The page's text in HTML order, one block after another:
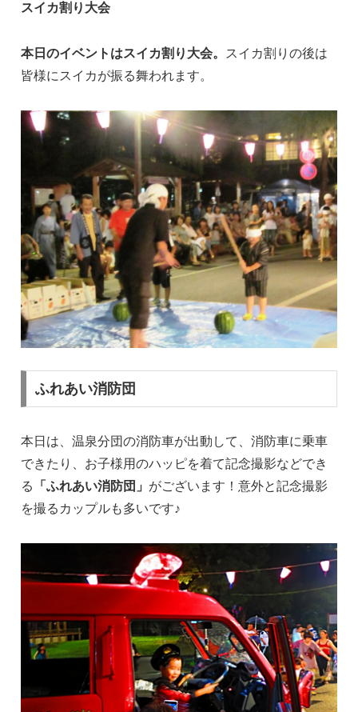
スイカ割り大会
本日のイベントはスイカ割り大会。
スイカ割りの後は
皆様にスイカが振る舞われます。
ふれあい消防団
本日は、温泉分団の消防車が出動して、消防車に乗車
できたり、お子様用のハッピを着て記念撮影などでき
る
「ふれあい消防団」 がございます！意外と記念撮影
を撮るカップルも多いです♪